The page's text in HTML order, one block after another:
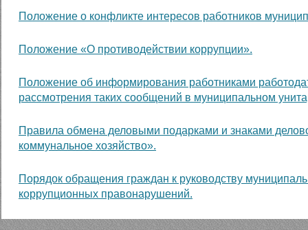
Положение о конфликте интересов работников
Положение «О противодействии коррупции».
Положение об информирования работниками
рассмотрения таких сообщений в муниципальном
Правила обмена деловыми подарками и знаками
коммунальное хозяйство».
Порядок обращения граждан к руководству
коррупционных правонарушений.